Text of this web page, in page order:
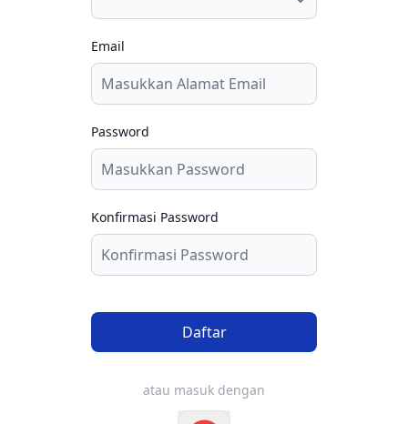
Email
Password
Konfirmasi Password
Daftar
atau masuk dengan